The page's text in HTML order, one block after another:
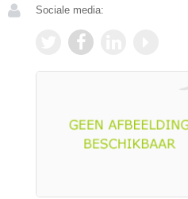
Sociale media: